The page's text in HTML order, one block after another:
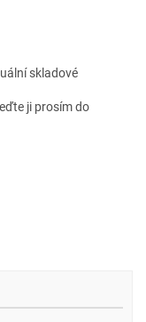
skladové
ji prosím do